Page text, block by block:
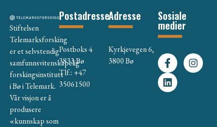
Stiftelsen
Telemarksforsking
er et selvstendig
samfunnsvitenskapelig
forskingsinstitutt
i Bø i Telemark.
Vår visjon er å
produsere
«kunnskap som
Postadresse
Postboks 4
3833 Bø
Tlf.: +47
35061500
Adresse
Kyrkjevegen 6,
3800 Bø
Sosiale
medier